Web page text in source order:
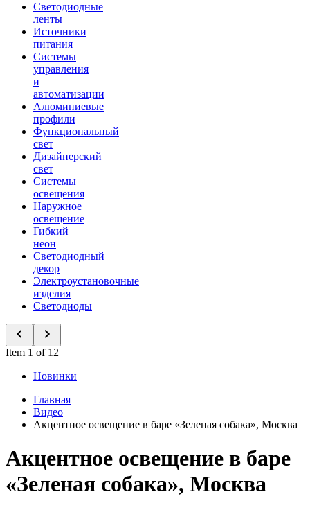
Светодиодные
ленты
Источники
питания
Системы
управления
и
автоматизации
Алюминиевые
профили
Функциональный
свет
Дизайнерский
свет
Системы
освещения
Наружное
освещение
Гибкий
неон
Светодиодный
декор
Электроустановочные
изделия
Светодиоды
Item 1 of 12
Новинки
Главная
Видео
Акцентное освещение в баре «Зеленая собака», Москва
Акцентное освещение в баре
«Зеленая собака», Москва